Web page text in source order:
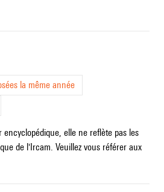
la même année
elle ne reflète pas les
de l'Ircam. Veuillez vous référer aux